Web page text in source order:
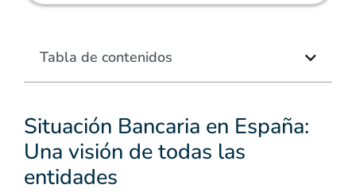
Situación Bancaria en España:
Una visión de todas las
entidades
Tabla de contenidos